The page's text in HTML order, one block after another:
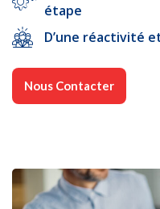
étape
D’une réactivité
Nous Contacter